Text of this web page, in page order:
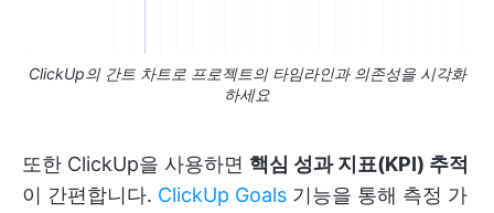
ClickUp의 간트 차트로 프로젝트의 타임라인과 의존성을 시각화
하세요
또한 ClickUp을 사용하면 핵심 성과 지표(KPI) 추적
이 간편합니다. ClickUp Goals 기능을 통해 측정 가